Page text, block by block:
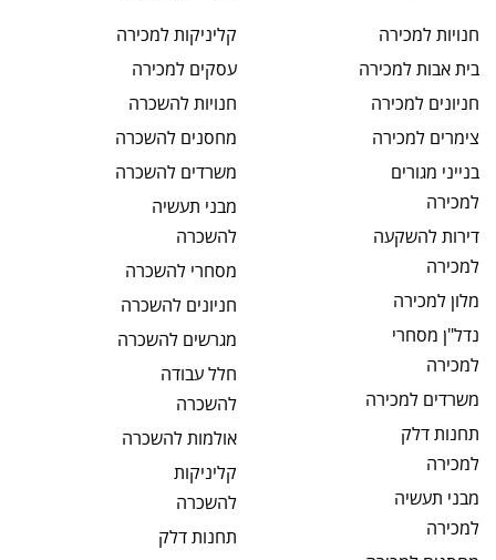
חנויותלמכירה
בית אבותלמכירה
חניונים למכירה
צימרים למכירה
בנייני מגורים
למכירה
דירות להשקעה
למכירה
מלון למכירה
נדל"ן מסחרי
למכירה
משרדים למכירה
תחנות דלק
למכירה
מבני תעשיה
למכירה
קליניקותלמכירה
עסקים למכירה
חנויותלהשכרה
מחסנים להשכרה
משרדים להשכרה
מבני תעשיה
להשכרה
מסחרי להשכרה
חניונים להשכרה
מגרשים להשכרה
חלל עבודה
להשכרה
אולמותלהשכרה
קליניקות
להשכרה
תחנות דלק